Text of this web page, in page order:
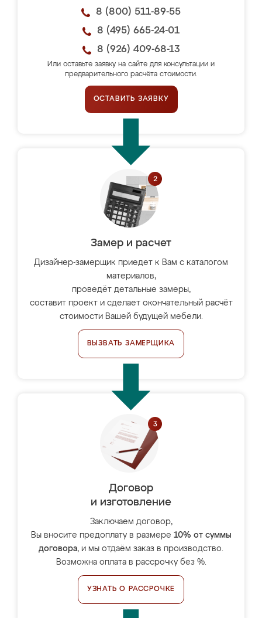
8 (800) 511-89-55
8 (495) 665-24-01
8 (926) 409-68-13
Или оставьте заявку на сайте для консультации и
предварительного расчёта стоимости.
ОСТАВИТЬ ЗАЯВКУ
Замер и расчет
Дизайнер-замерщик приедет к Вам с каталогом
материалов,
проведёт детальные замеры,
составит проект и сделает окончательный расчёт
стоимости Вашей будущей мебели.
ВЫЗВАТЬ ЗАМЕРЩИКА
Договор
и изготовление
Заключаем договор,
Вы вносите предоплату в размере 10% от суммы
договора, и мы отдаём заказ в производство.
Возможна оплата в рассрочку без %.
УЗНАТЬ О РАССРОЧКЕ